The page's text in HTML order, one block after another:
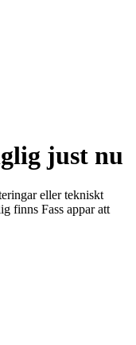
just nu
eller tekniskt
finns Fass appar att